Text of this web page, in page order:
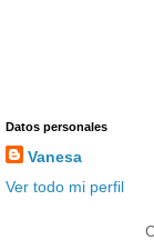
Datos personales
Vanesa
Ver todo mi perfil